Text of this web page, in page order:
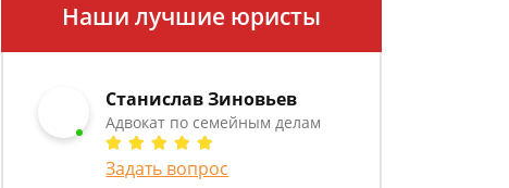
Наши лучшие юристы
Станислав Зиновьев
Адвокат по семейным делам
Задать вопрос